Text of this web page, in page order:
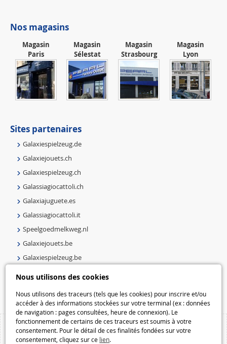
Nous utilisons des cookies
Nous utilisons des traceurs (tels que les cookies) pour inscrire et/ou
accéder à des informations stockées sur votre terminal (ex : données
de navigation : pages consultées, heure de connexion). Le
fonctionnement de certains de ces traceurs est soumis à votre
consentement. Pour le détail de ces finalités fondées sur votre
consentement, cliquez sur ce lien.
Nos magasins
Magasin
Paris
Magasin
Sélestat
Magasin
Strasbourg
Magasin
Lyon
Sites partenaires
Galaxiespielzeug.de
Galaxiejouets.ch
Galaxiespielzeug.ch
Galassiagiocattoli.ch
Galaxiajuguete.es
Galassiagiocattoli.it
Speelgoedmelkweg.nl
Galaxiejouets.be
Galaxiespielzeug.be